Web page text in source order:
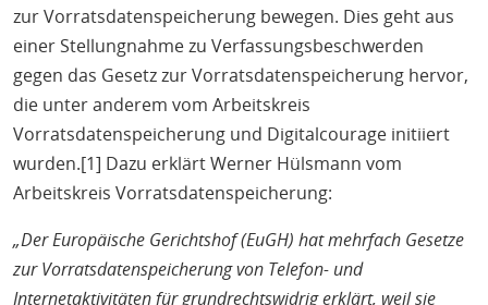
zur Vorratsdatenspeicherung bewegen. Dies geht aus
einer Stellungnahme zu Verfassungsbeschwerden
gegen das Gesetz zur Vorratsdatenspeicherung hervor,
die unter anderem vom Arbeitskreis
Vorratsdatenspeicherung und Digitalcourage initiiert
wurden.[1] Dazu erklärt Werner Hülsmann vom
Arbeitskreis Vorratsdatenspeicherung:
„Der Europäische Gerichtshof (EuGH) hat mehrfach Gesetze
zur Vorratsdatenspeicherung von Telefon- und
Internetaktivitäten für grundrechtswidrig erklärt, weil sie